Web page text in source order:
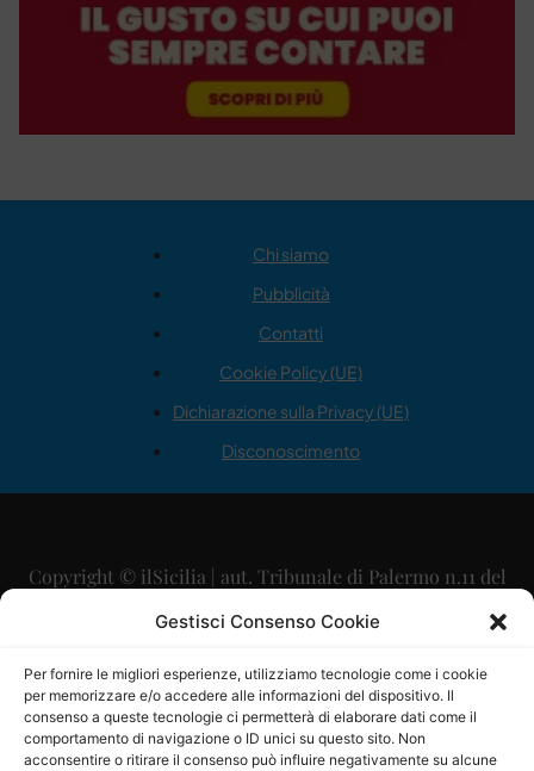
Gestisci Consenso Cookie
Per fornire le migliori esperienze, utilizziamo tecnologie come i cookie
per memorizzare e/o accedere alle informazioni del dispositivo. Il
consenso a queste tecnologie ci permetterà di elaborare dati come il
comportamento di navigazione o ID unici su questo sito. Non
acconsentire o ritirare il consenso può influire negativamente su alcune
Chi siamo
Pubblicità
Contatti
Cookie Policy (UE)
Dichiarazione sulla Privacy (UE)
Disconoscimento
Copyright © ilSicilia | aut. Tribunale di Palermo n.11 del
29/09/2015
Direttore Editoriale: Maurizio Scaglione
Direttore Responsabile: Maria Calabrese